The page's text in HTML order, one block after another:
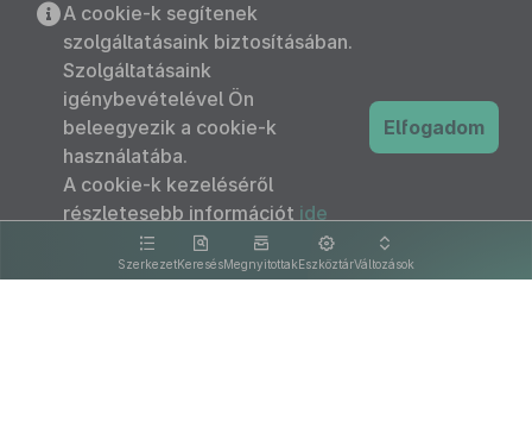
SzerkezetKeresésMegnyitottakEszköztárVáltozások
A cookie-k segítenek
szolgáltatásaink biztosításában.
Szolgáltatásaink
igénybevételével Ön
beleegyezik a cookie-k
használatába.
A cookie-k kezeléséről
részletesebb információt ide
kattintva olvashat.
Elfogadom